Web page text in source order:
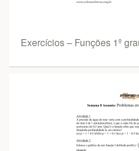
Exercícios – Funções 1º